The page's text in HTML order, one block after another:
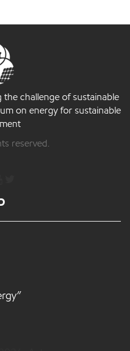
challenge of sustainable
on energy for sustainable
reserved.